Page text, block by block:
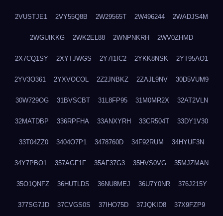
2VUSTJE1 2VY55Q8B 2W29565T 2W496244 2WADJS4M
2WGUIKKG 2WK2EL88 2WNPNKRH 2WV0ZHMD
2X7CQ1SY 2XYTJWGS 2Y7I1IC2 2YKK8NSK 2YT95AO1
2YV3O361 2YXVOCOL 2Z2JNBKZ 2ZAJL9NV 30D5VUM9
30W729OG 31BVSCBT 31L8FP95 31M0MR2X 32AT2VLN
32MATDBP 336RPFHA 33ANXYRH 33CR504T 33DY1V30
33T04ZZ0 3404O7P1 3478760D 34F92RUM 34HYUF3N
34Y7PBO1 357AGF1F 35AF37G3 35HVS0VG 35MJZMAN
35O1QNFZ 36HUTLDS 36NU8MEJ 36U7Y0NR 376J215Y
377SG7JD 37CVGS0S 37IHO75D 37JQKID8 37X9FZP9